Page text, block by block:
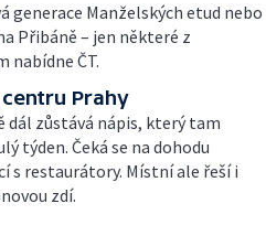
generace Manželských etud nebo
Přibáně – jen některé z
nabídne ČT.
Prahy
dál zůstává nápis, který tam
týden. Čeká se na dohodu
s restaurátory. Místní ale řeší i
zdí.